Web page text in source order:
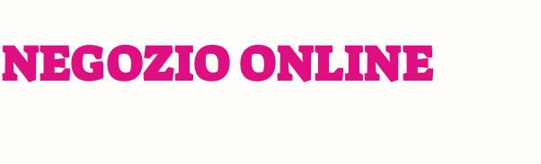
NEGOZIO ONLINE